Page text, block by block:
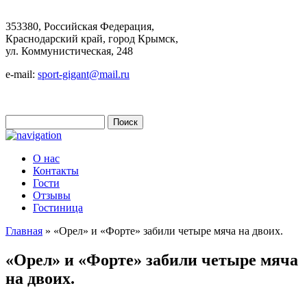
353380, Российская Федерация,
Краснодарский край, город Крымск,
ул. Коммунистическая, 248
e-mail: sport-gigant@mail.ru
Форма поиска
О нас
Контакты
Гости
Отзывы
Гостиница
Главная » «Орел» и «Форте» забили четыре мяча на двоих.
«Орел» и «Форте» забили четыре мяча
на двоих.